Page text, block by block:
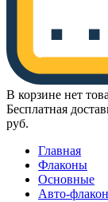
В корзине нет
Бесплатная
руб.
Главная
Флаконы
Основные
Авто-